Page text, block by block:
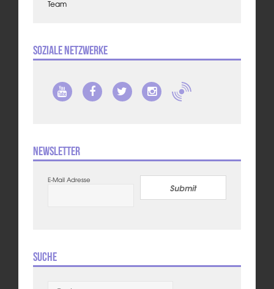
Team
Soziale Netzwerke
Newsletter
E-Mail Adresse
Submit
Suche